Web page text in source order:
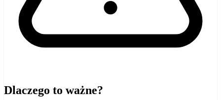
Dlaczego to ważne?